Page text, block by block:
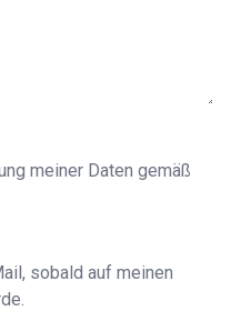
meiner Daten gemäß
sobald auf meinen